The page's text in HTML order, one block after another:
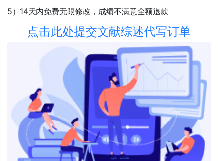
5）14天内免费无限修改，成绩不满意全额退款
点击此处提交文献综述代写订单